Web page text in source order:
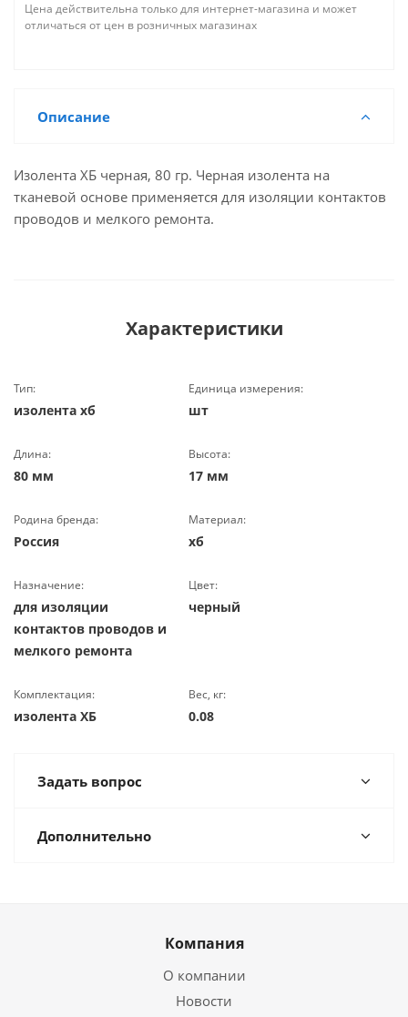
Цена действительна только для интернет-магазина и может
отличаться от цен в розничных магазинах
Описание
Изолента ХБ черная, 80 гр. Черная изолента на
тканевой основе применяется для изоляции контактов
проводов и мелкого ремонта.
Характеристики
Тип:
изолента хб
Единица измерения:
шт
Длина:
80 мм
Высота:
17 мм
Родина бренда:
Россия
Материал:
хб
Назначение:
для изоляции
контактов проводов и
мелкого ремонта
Цвет:
черный
Комплектация:
изолента ХБ
Вес, кг:
0.08
Задать вопрос
Дополнительно
Компания
О компании
Новости